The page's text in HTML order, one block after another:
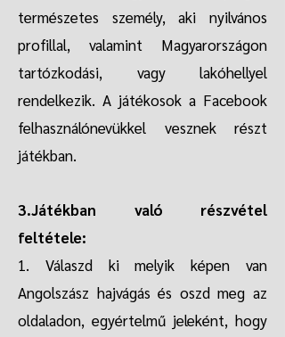
természetes személy, aki nyilvános
profillal, valamint Magyarországon
tartózkodási, vagy lakóhellyel
rendelkezik. A játékosok a Facebook
felhasználónevükkel vesznek részt
játékban.
3.Játékban való részvétel
feltétele:
1. Válaszd ki melyik képen van
Angolszász hajvágás és oszd meg az
oldaladon, egyértelmű jeleként, hogy